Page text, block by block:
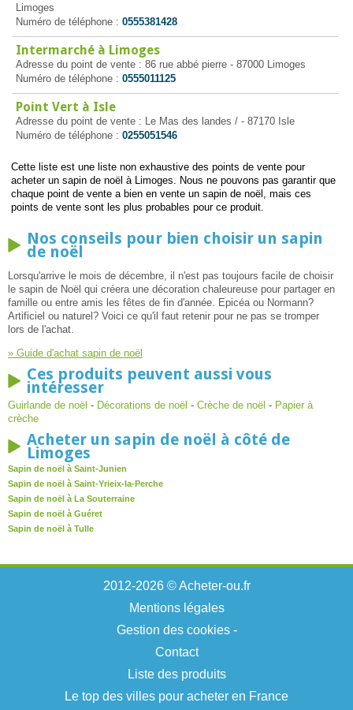
Limoges
Numéro de téléphone : 0555381428
Intermarché à Limoges
Adresse du point de vente : 86 rue abbé pierre - 87000 Limoges
Numéro de téléphone : 0555011125
Point Vert à Isle
Adresse du point de vente : Le Mas des landes / - 87170 Isle
Numéro de téléphone : 0255051546
Cette liste est une liste non exhaustive des points de vente pour
acheter un sapin de noël à Limoges. Nous ne pouvons pas garantir que
chaque point de vente a bien en vente un sapin de noël, mais ces
points de vente sont les plus probables pour ce produit.
Nos conseils pour bien choisir un sapin
de noël
Lorsqu'arrive le mois de décembre, il n'est pas toujours facile de choisir
le sapin de Noël qui créera une décoration chaleureuse pour partager en
famille ou entre amis les fêtes de fin d'année. Epicéa ou Normann?
Artificiel ou naturel? Voici ce qu'il faut retenir pour ne pas se tromper
lors de l'achat.
» Guide d'achat sapin de noël
Ces produits peuvent aussi vous
intéresser
Guirlande de noël - Décorations de noël - Crèche de noël - Papier à
crèche
Acheter un sapin de noël à côté de
Limoges
Sapin de noël à Saint-Junien
Sapin de noël à Saint-Yrieix-la-Perche
Sapin de noël à La Souterraine
Sapin de noël à Guéret
Sapin de noël à Tulle
2012-2026 © Acheter-ou.fr
Mentions légales
Gestion des cookies-
Contact
Liste des produits
Le top des villes pour acheter en France